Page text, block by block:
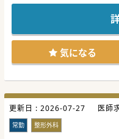
ご勤務条件等ご相談に
#年度内入職可 #秋入
気になる
更新日 : 2026-07-27 医師
常勤 整形外科